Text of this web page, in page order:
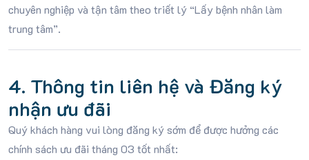
chuyên nghiệp và tận tâm theo triết lý “Lấy bệnh nhân làm
trung tâm”.
4. Thông tin liên hệ và Đăng ký
nhận ưu đãi
Quý khách hàng vui lòng đăng ký sớm để được hưởng các
chính sách ưu đãi tháng 03 tốt nhất: